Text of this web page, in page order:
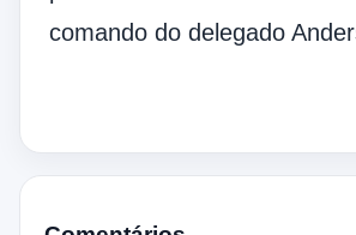
comando do delegado